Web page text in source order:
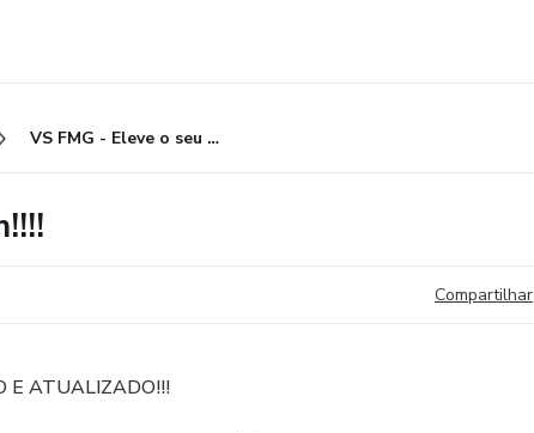
VS FMG - Eleve o seu som!!!!
Compartilhar
E ATUALIZADO!!!